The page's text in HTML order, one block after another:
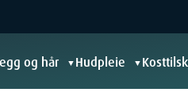
og hår ▼ Hudpleie ▼